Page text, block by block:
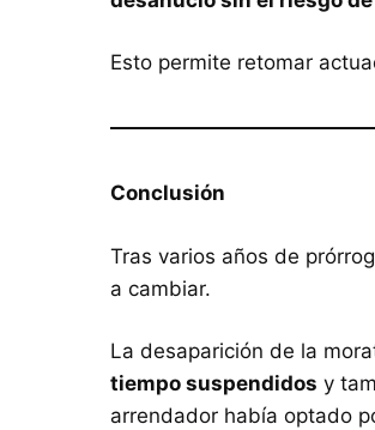
Esto permite retomar
Conclusión
Tras varios años de
a cambiar.
La desaparición de la
tiempo suspendidos y
arrendador había optado